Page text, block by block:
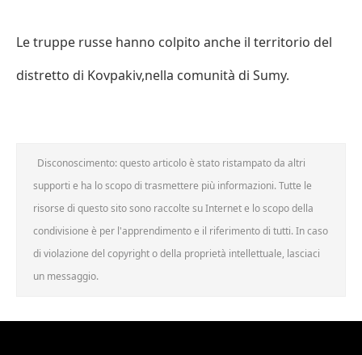
Le truppe russe hanno colpito anche il territorio del
distretto di Kovpakiv,nella comunità di Sumy.
Disconoscimento: questo articolo è stato ristampato da altri
supporti e ha lo scopo di trasmettere più informazioni. Tutte le
risorse di questo sito sono raccolte su Internet e lo scopo della
condivisione è per l'apprendimento e il riferimento di tutti. In caso
di violazione del copyright o della proprietà intellettuale, lasciaci
un messaggio.